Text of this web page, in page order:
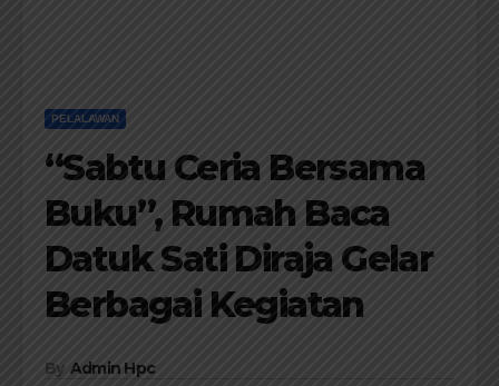
PELALAWAN
“Sabtu Ceria Bersama
Buku”, Rumah Baca
Datuk Sati Diraja Gelar
Berbagai Kegiatan
By Admin Hpc